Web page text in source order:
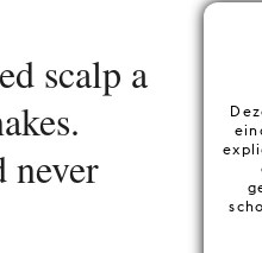
scalp a
never